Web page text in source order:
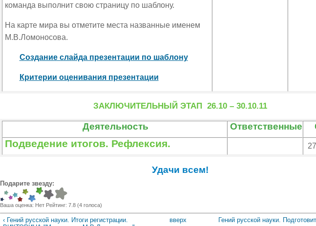
команда выполнит свою страницу по шаблону.
На карте мира вы отметите места названные именем
М.В.Ломоносова.
Создание слайда презентации по шаблону
Критерии оценивания презентации
ЗАКЛЮЧИТЕЛЬНЫЙ ЭТАП 26.10 – 30.10.11
Деятельность Ответственные
Подведение итогов. Рефлексия.
Удачи всем!
Подарите звезду:
Ваша оценка: Нет Рейтинг: 7.8 (4голоса)
‹ Гений русской науки. Итоги регистрации.
вверх Гений русской науки.